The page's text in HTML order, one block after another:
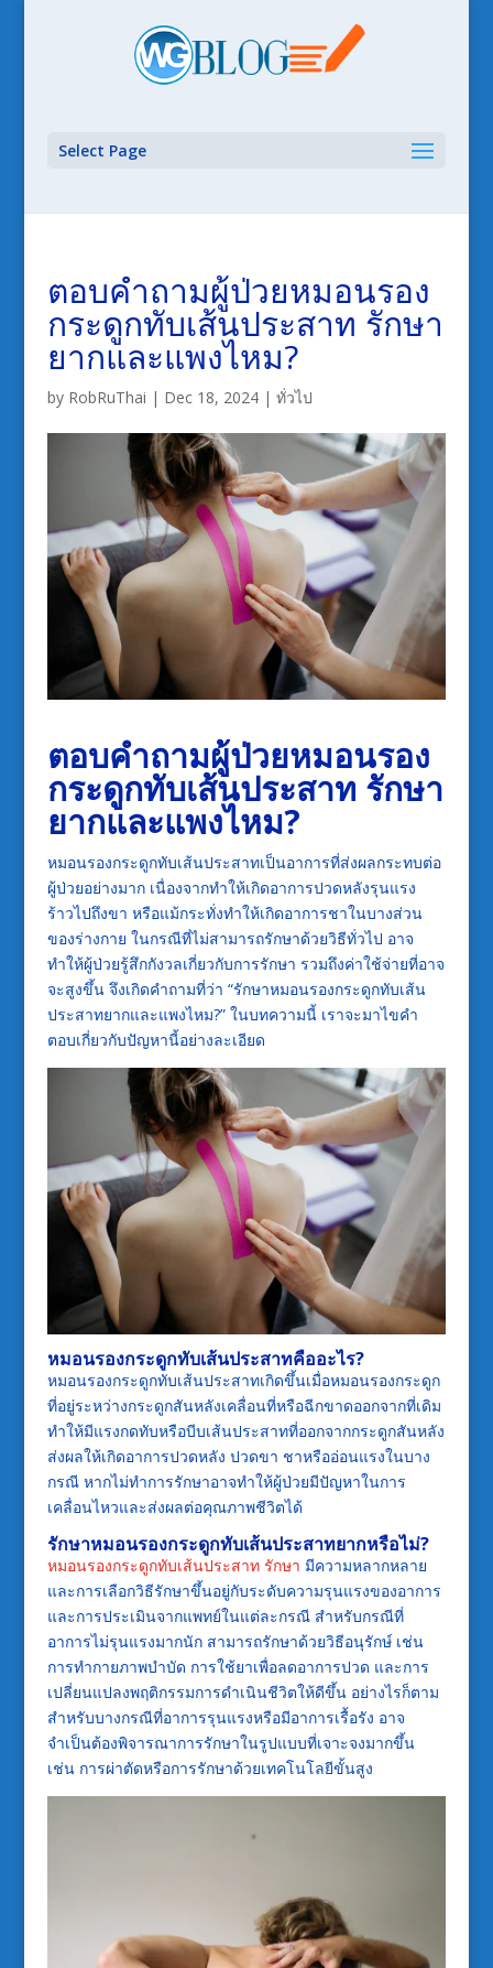
Select Page
ตอบคำถามผู้ป่วยหมอนรอง
กระดูกทับเส้นประสาท รักษา
ยากและแพงไหม?
by RobRuThai | Dec 18, 2024| ทั่วไป
ตอบคำถามผู้ป่วยหมอนรอง
กระดูกทับเส้นประสาท รักษา
ยากและแพงไหม?
หมอนรองกระดูกทับเส้นประสาทเป็นอาการที่ส่งผลกระทบต่อ
ผู้ป่วยอย่างมาก เนื่องจากทำให้เกิดอาการปวดหลังรุนแรง
ร้าวไปถึงขา หรือแม้กระทั่งทำให้เกิดอาการชาในบางส่วน
ของร่างกาย ในกรณีที่ไม่สามารถรักษาด้วยวิธีทั่วไป อาจ
ทำให้ผู้ป่วยรู้สึกกังวลเกี่ยวกับการรักษา รวมถึงค่าใช้จ่ายที่อาจ
จะสูงขึ้น จึงเกิดคำถามที่ว่า “รักษาหมอนรองกระดูกทับเส้น
ประสาทยากและแพงไหม?” ในบทความนี้ เราจะมาไขคำ
ตอบเกี่ยวกับปัญหานี้อย่างละเอียด
หมอนรองกระดูกทับเส้นประสาทคืออะไร?
หมอนรองกระดูกทับเส้นประสาทเกิดขึ้นเมื่อหมอนรองกระดูก
ที่อยู่ระหว่างกระดูกสันหลังเคลื่อนที่หรือฉีกขาดออกจากที่เดิม
ทำให้มีแรงกดทับหรือบีบเส้นประสาทที่ออกจากกระดูกสันหลัง
ส่งผลให้เกิดอาการปวดหลัง ปวดขา ชาหรืออ่อนแรงในบาง
กรณี หากไม่ทำการรักษาอาจทำให้ผู้ป่วยมีปัญหาในการ
เคลื่อนไหวและส่งผลต่อคุณภาพชีวิตได้
รักษาหมอนรองกระดูกทับเส้นประสาทยากหรือไม่?
หมอนรองกระดูกทับเส้นประสาท รักษา มีความหลากหลาย
และการเลือกวิธีรักษาขึ้นอยู่กับระดับความรุนแรงของอาการ
และการประเมินจากแพทย์ในแต่ละกรณี สำหรับกรณีที่
อาการไม่รุนแรงมากนัก สามารถรักษาด้วยวิธีอนุรักษ์ เช่น
การทำกายภาพบำบัด การใช้ยาเพื่อลดอาการปวด และการ
เปลี่ยนแปลงพฤติกรรมการดำเนินชีวิตให้ดีขึ้น อย่างไรก็ตาม
สำหรับบางกรณีที่อาการรุนแรงหรือมีอาการเรื้อรัง อาจ
จำเป็นต้องพิจารณาการรักษาในรูปแบบที่เจาะจงมากขึ้น
เช่น การผ่าตัดหรือการรักษาด้วยเทคโนโลยีขั้นสูง